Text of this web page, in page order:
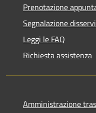
Prenotazione
Segnalazione
Leggi le FAQ
Richiesta assistenza
Amministrazione